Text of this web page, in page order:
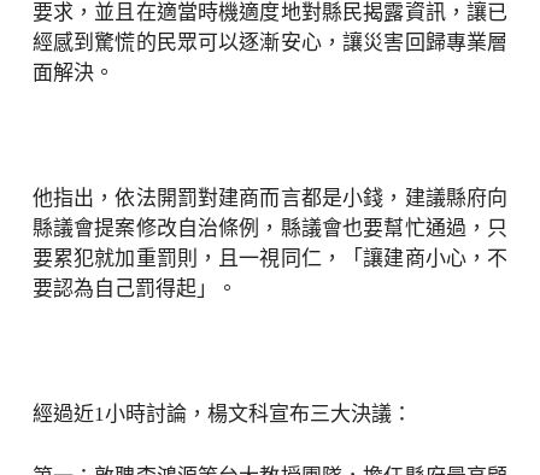
要求，並且在適當時機適度地對縣民揭露資訊，讓已
經感到驚慌的民眾可以逐漸安心，讓災害回歸專業層
面解決。
他指出，依法開罰對建商而言都是小錢，建議縣府向
縣議會提案修改自治條例，縣議會也要幫忙通過，只
要累犯就加重罰則，且一視同仁，「讓建商小心，不
要認為自己罰得起」。
經過近1小時討論，楊文科宣布三大決議：